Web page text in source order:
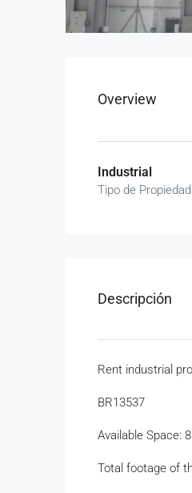
Overview
Industrial
Tipo de Propiedad
Descripción
Rent industrial
BR13537
Available Space:
Total footage of